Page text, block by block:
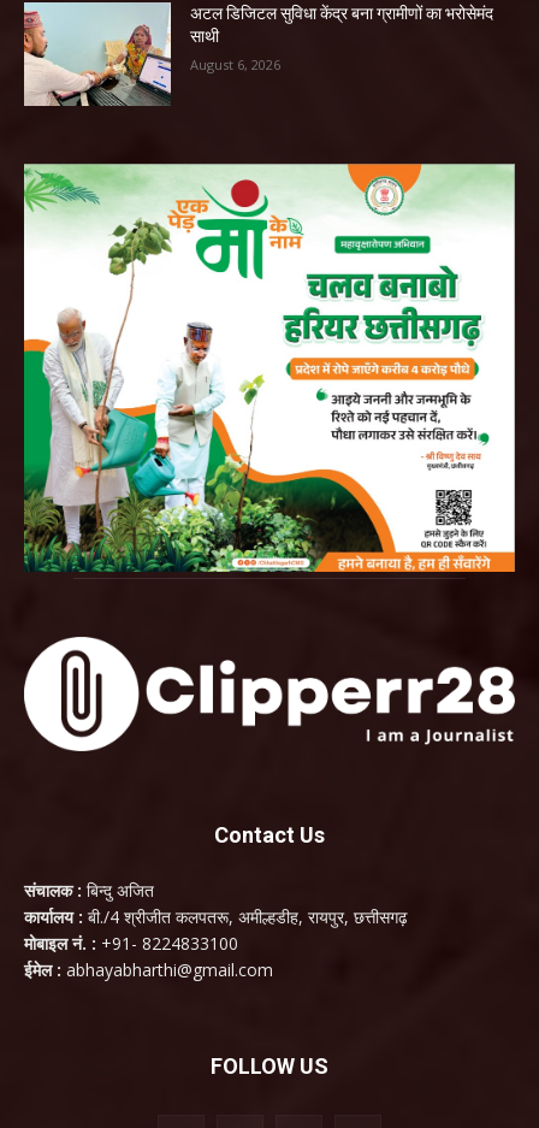
अटल डिजिटल सुविधा केंद्र बना ग्रामीणों का भरोसेमंद
साथी
August 6, 2026
Contact Us
संचालक : बिन्दु अजित
कार्यालय : बी./4 श्रीजीत कलपतरू, अमील्हडीह, रायपुर, छत्तीसगढ़
मोबाइल नं. : +91- 8224833100
ईमेल : abhayabharthi@gmail.com
FOLLOW US